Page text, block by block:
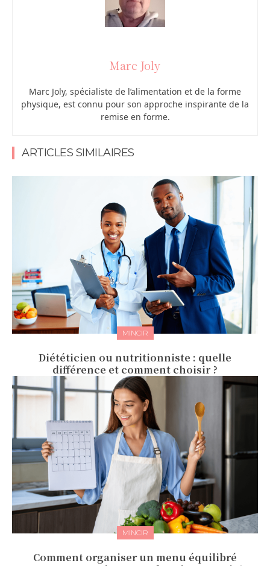
Marc Joly
Marc Joly, spécialiste de l’alimentation et de la forme
physique, est connu pour son approche inspirante de la
remise en forme.
ARTICLES SIMILAIRES
MINCIR
Diététicien ou nutritionniste : quelle
différence et comment choisir ?
MINCIR
Comment organiser un menu équilibré